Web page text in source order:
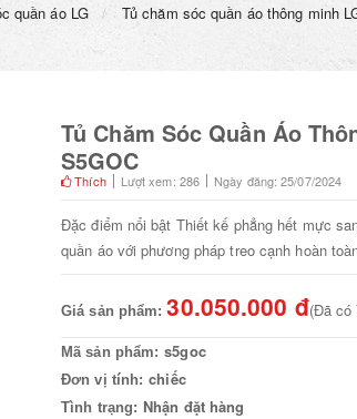
quần áo LG Tủ chăm sóc quần áo thông minh
Tủ Chăm Sóc Quần Áo
S5GOC
Thích Lượt xem: 286 Ngày đăng: 25/07/2024
Đặc điểm nổi bật Thiết kế phẳng hết mực
quần áo với phương pháp treo cạnh hoàn
Giá sản phẩm:30.050.000 đ(Đã có
Mã sản phẩm: s5goc
Đơn vị tính: chiếc
Tình trạng: Nhận đặt hàng